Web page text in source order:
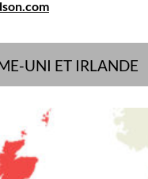
UNI ET IRLANDE